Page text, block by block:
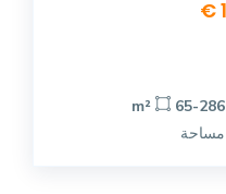
65-286 m²
مساحة